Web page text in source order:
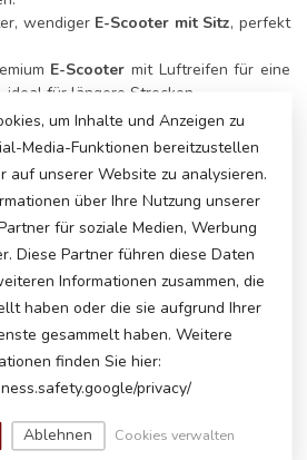
wendiger E-Scooter mit Sitz, perfekt
E-Scooter mit Luftreifen für eine
für längere Strecken.
MINI-BIKES – FÜR
einemelektrischen Mini-Bikeist, das
kombiniert, wird hier fündig.
Elektro-Motocross-Bikefür junge
erleben wollen.
Elektro-Dirtbikemit dicken
für aufregende Fahrten.
& FUN-RIDER – FÜR
ein Profi mit derRazor Crazy Cart
um Inhalte und Anzeigen zu
Media-Funktionen bereitzustellen
auf unserer Website zu analysieren.
über Ihre Nutzung unserer
für soziale Medien, Werbung
Diese Partner führen diese Daten
Informationen zusammen, die
haben oder die sie aufgrund Ihrer
gesammelt haben. Weitere
finden Sie hier:
privacy/
Ablehnen Cookies verwalten